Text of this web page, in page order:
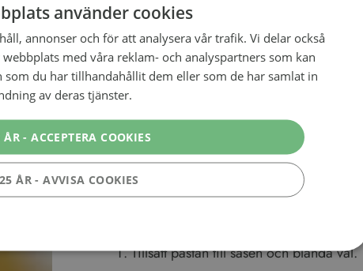
Steg 3: Gör såsen
Smält smöret i en stor stekpanna och
sekunder.
Tillsätt grädde och mjölk och låt det
4 minuter.
Rör ner riven parmesan och citronsaft.
och peppar.
Tillsätt pastan till såsen och blanda väl.
använder cookies
annonser och för att analysera vår trafik. Vi delar också
med våra reklam- och analyspartners som kan
du har tillhandahållit dem eller som de har samlat in
av deras tjänster.
ÅR - ACCEPTERA COOKIES
ÅR - AVVISA COOKIES